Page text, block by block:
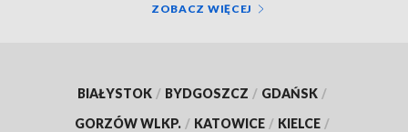
ZOBACZ WIĘCEJ
BIAŁYSTOK / BYDGOSZCZ / GDAŃSK /
GORZÓW WLKP. / KATOWICE / KIELCE /